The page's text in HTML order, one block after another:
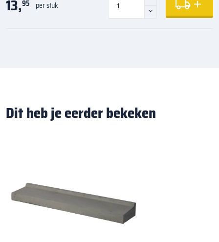
13,95 per stuk
Dit heb je eerder bekeken